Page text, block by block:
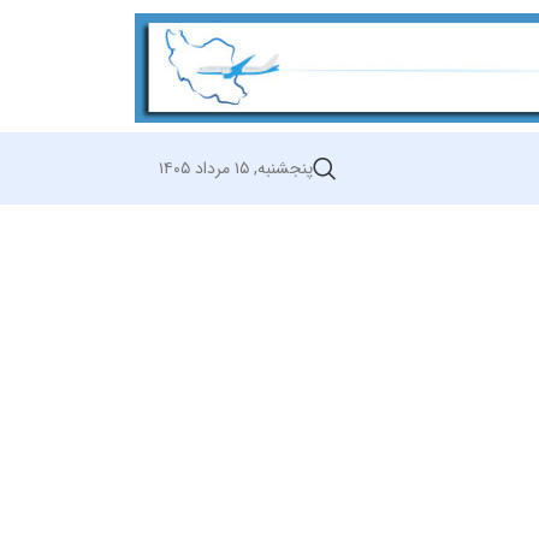
پنجشنبه, ۱۵ مرداد ۱۴۰۵